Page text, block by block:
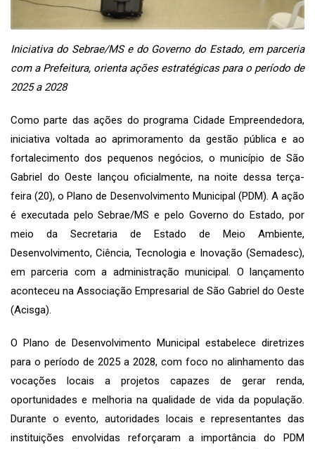
Iniciativa do Sebrae/MS e do Governo do Estado, em parceria
com a Prefeitura, orienta ações estratégicas para o período de
2025 a 2028
Como parte das ações do programa Cidade Empreendedora,
iniciativa voltada ao aprimoramento da gestão pública e ao
fortalecimento dos pequenos negócios, o município de São
Gabriel do Oeste lançou oficialmente, na noite dessa terça-
feira (20), o Plano de Desenvolvimento Municipal (PDM). A ação
é executada pelo Sebrae/MS e pelo Governo do Estado, por
meio da Secretaria de Estado de Meio Ambiente,
Desenvolvimento, Ciência, Tecnologia e Inovação (Semadesc),
em parceria com a administração municipal. O lançamento
aconteceu na Associação Empresarial de São Gabriel do Oeste
(Acisga).
O Plano de Desenvolvimento Municipal estabelece diretrizes
para o período de 2025 a 2028, com foco no alinhamento das
vocações locais a projetos capazes de gerar renda,
oportunidades e melhoria na qualidade de vida da população.
Durante o evento, autoridades locais e representantes das
instituições envolvidas reforçaram a importância do PDM